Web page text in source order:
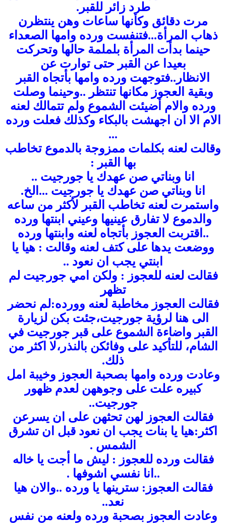
طرد زائر للقبر.
مرت دقائق وكأنها ساعات وهن ينتظرن
ذهاب المرأة...فتنفست ورده وامها الصعداء
حينما بدأت المرأة بلملمة حالها وتحركت
بعيدا عن القبر حتى توارت عن
الانظار..فتوجهت ورده وامها بأتجاه القبر
وبقية العجوز مكانها تنتظر ..وحينما وصلت
ورده والام أضيئت الشموع ولم تتمالك لعنه
الام الا ان اجهشت بالبكاء وكذلك فعلت ورده
...
وقالت لعنه بكلمات ممزوجة بالدموع تخاطب
بها القبر :
انا وبناتي صن عهدك يا جورجيت ..
انا وبناتي صن عهدك يا جورجيت ...الخ.
واستمرت لعنه تخاطب القبر لأكثر من ساعه
والدموع لا تفارق عينيها وعيني ابنتها ورده
..اقتربت العجوز بأتجاه لعنه وابنتها ورده
ووضعت يدها على كتف لعنه وقالت : هيا يا
ابنتي يجب ان نعود ..
فقالت لعنه للعجوز : ولكن امي جورجيت لم
تظهر
فقالت العجوز مخاطبة لعنه وورده:لم نحضر
الى هنا لرؤية جورجيت،جئت بكن لزيارة
القبر واضاءة الشموع على قبر جورجيت في
الشام، للتأكيد على وفائكن بالنذر،لا اكثر من
ذلك.
وعادت ورده وامها بصحبة العجوز وخيبة امل
كبيره علت على وجوههن لعدم ظهور
جورجيت..
فقالت العجوز لهن تحثهن على ان يسرعن
اكثر:هيا يا بنات يجب ان نعود قبل ان تشرق
الشمس .
فقالت ورده للعجوز : ليش ما أجت يا خاله
..انا نفسي اشوفها .
فقالت العجوز: سترينها يا ورده ..والان هيا
نعد..
وعادت العجوز بصحبة ورده ولعنه من نفس